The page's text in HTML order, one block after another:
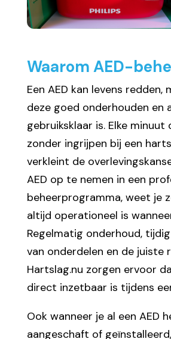
Waarom AED-
Een AED kan levens redden,
deze goed onderhouden en
gebruiksklaar is. Elke
zonder ingrijpen bij een
verkleint de
AED op te nemen in een
beheerprogramma, weet je
altijd operationeel is
Regelmatig onderhoud,
van onderdelen en de juiste
Hartslag.nu zorgen ervoor
direct inzetbaar is tijdens
Ook wanneer je al een AED
aangeschaft of